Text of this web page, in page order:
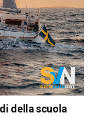
della scuola